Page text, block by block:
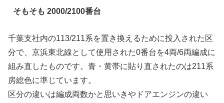
そもそも 2000/2100番台
千葉支社内の113/211系を置き換えるために投入された区
分で、京浜東北線として使用された0番台を4両/6両編成に
組み直したものです。青・黄帯に貼り直されたのは211系
房総色に準じています。
区分の違いは編成両数かと思いきやドアエンジンの違い